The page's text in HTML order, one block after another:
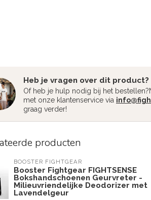
Heb je vragen over dit product?
Of heb je hulp nodig bij het
met onze klantenservice via
graag verder!
producten
BOOSTER FIGHTGEAR
Booster Fightgear FIGHTSENSE
Bokshandschoenen Geurvreter -
Milieuvriendelijke Deodorizer met
Lavendelgeur